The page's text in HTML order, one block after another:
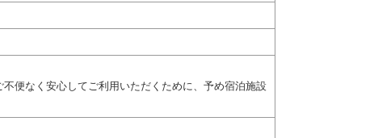
便なく安心してご利用いただくために、予め宿泊施設